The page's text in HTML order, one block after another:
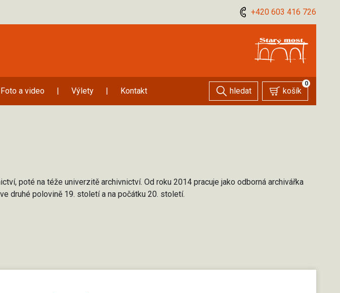
+420 603 416 726
hledat košík
0
Foto a video | Výlety | Kontakt
poté na téže univerzitě archivnictví. Od roku 2014 pracuje jako odborná archivářka
druhé polovině 19. století a na počátku 20. století.